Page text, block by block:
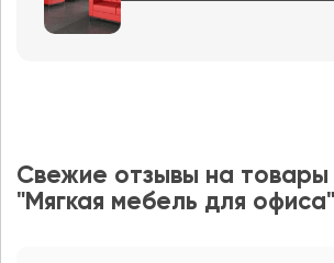
Свежие отзывы на товары
"Мягкая мебель для офиса"